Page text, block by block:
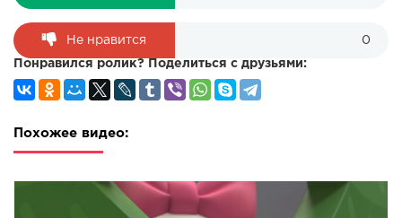
Не нравится 0
Понравился ролик? Поделиться с друзьями:
Похожее видео: